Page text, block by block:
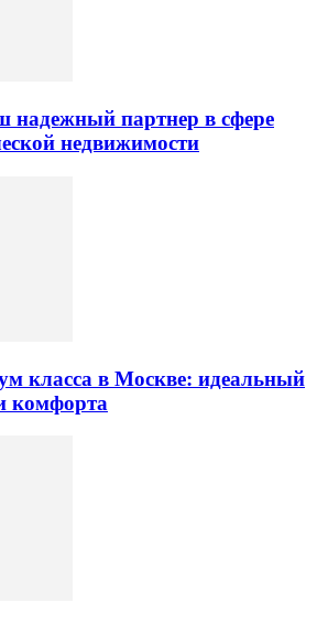
надежный партнер в сфере
недвижимости
класса в Москве: идеальный
комфорта